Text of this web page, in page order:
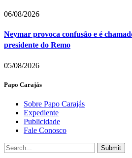
06/08/2026
Neymar provoca confusão e é
presidente do Remo
05/08/2026
Papo Carajás
Sobre Papo Carajás
Expediente
Publicidade
Fale Conosco
Submit